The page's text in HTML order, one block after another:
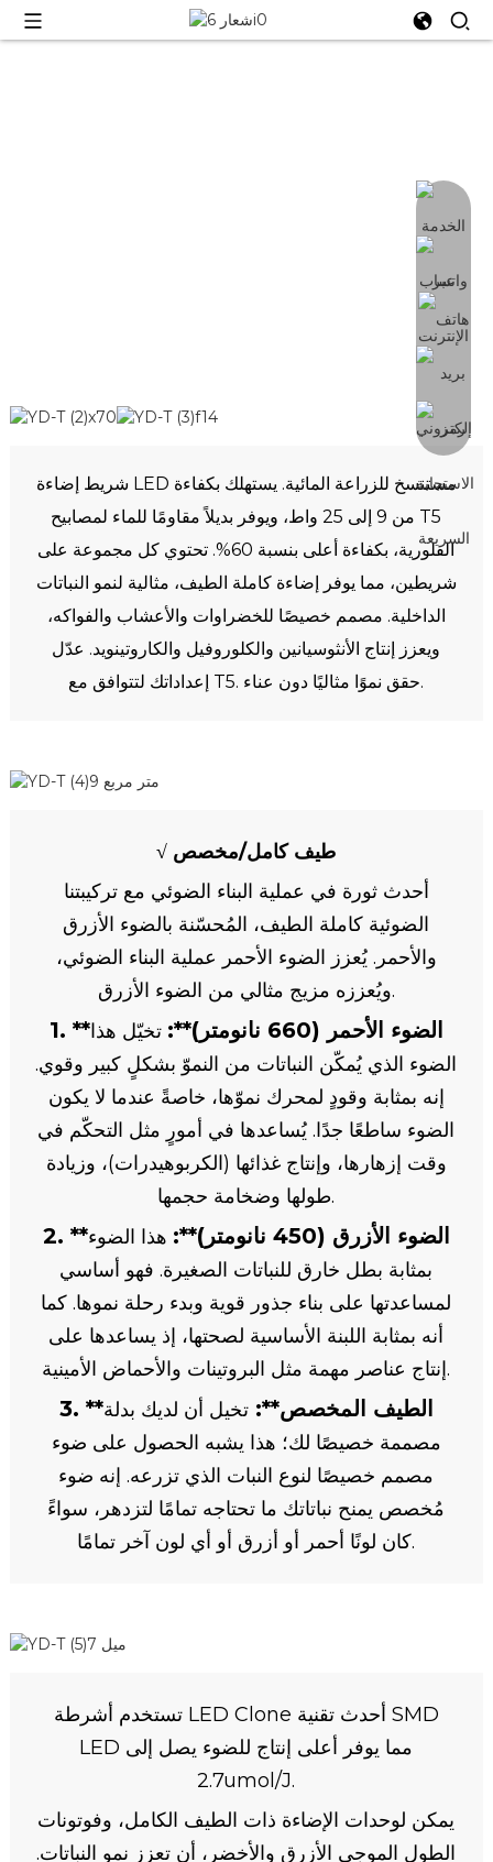
شريط إضاءة LED مستنسخ للزراعة المائية. يستهلك بكفاءة
من 9 إلى 25 واط، ويوفر بديلاً مقاومًا للماء لمصابيح T5
الفلورية، بكفاءة أعلى بنسبة 60%. تحتوي كل مجموعة على
شريطين، مما يوفر إضاءة كاملة الطيف، مثالية لنمو النباتات
الداخلية. مصمم خصيصًا للخضراوات والأعشاب والفواكه،
ويعزز إنتاج الأنثوسيانين والكلوروفيل والكاروتينويد. عدّل
إعداداتك لتتوافق مع T5. حقق نموًا مثاليًا دون عناء.
√ طيف كامل/مخصص
أحدث ثورة في عملية البناء الضوئي مع تركيبتنا
الضوئية كاملة الطيف، المُحسّنة بالضوء الأزرق
والأحمر. يُعزز الضوء الأحمر عملية البناء الضوئي،
ويُعززه مزيج مثالي من الضوء الأزرق.
1. **الضوء الأحمر (660 نانومتر)**:
تخيّل هذا
الضوء الذي يُمكّن النباتات من النموّ بشكلٍ كبير وقوي.
إنه بمثابة وقودٍ لمحرك نموّها، خاصةً عندما لا يكون
الضوء ساطعًا جدًا. يُساعدها في أمورٍ مثل التحكّم في
وقت إزهارها، وإنتاج غذائها (الكربوهيدرات)، وزيادة
طولها وضخامة حجمها.
2. **الضوء الأزرق (450 نانومتر)**:
هذا الضوء
بمثابة بطل خارق للنباتات الصغيرة. فهو أساسي
لمساعدتها على بناء جذور قوية وبدء رحلة نموها. كما
أنه بمثابة اللبنة الأساسية لصحتها، إذ يساعدها على
إنتاج عناصر مهمة مثل البروتينات والأحماض الأمينية.
3. **الطيف المخصص**:تخيل أن لديك بدلة
مصممة خصيصًا لك؛ هذا يشبه الحصول على ضوء
مصمم خصيصًا لنوع النبات الذي تزرعه. إنه ضوء
مُخصص يمنح نباتاتك ما تحتاجه تمامًا لتزدهر، سواءً
كان لونًا أحمر أو أزرق أو أي لون آخر تمامًا.
تستخدم أشرطة LED Clone أحدث تقنية SMD
LED مما يوفر أعلى إنتاج للضوء يصل إلى
2.7umol/J.
يمكن لوحدات الإضاءة ذات الطيف الكامل، وفوتونات
الطول الموجي الأزرق والأخضر، أن تعزز نمو النباتات.